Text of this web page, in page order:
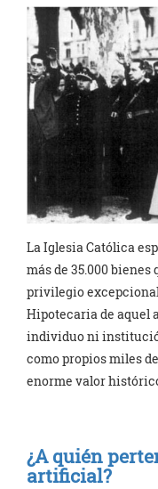
La Iglesia Católica
más de 35.000 bienes
privilegio
Hipotecaria de aquel
individuo ni
como propios miles
enorme valor
¿A quién
artificial?